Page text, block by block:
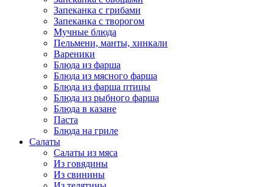
Запеканка с грибами
Запеканка с творогом
Мучные блюда
Пельмени, манты, хинкали
Вареники
Блюда из фарша
Блюда из мясного фарша
Блюда из фарша птицы
Блюда из рыбного фарша
Блюда в казане
Паста
Блюда на гриле
Салаты
Салаты из мяса
Из говядины
Из свинины